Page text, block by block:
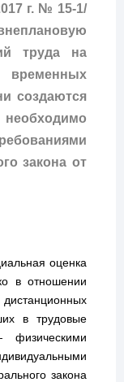
г. № 15-1/
труда на
создаются
закона от
оценка
в отношении
в трудовые
закона